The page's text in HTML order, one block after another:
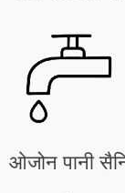
ओजोन पानी